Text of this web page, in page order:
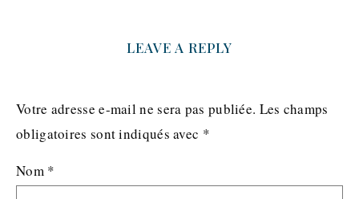
LEAVE A REPLY
Votre adresse e-mail ne sera pas publiée. Les champs
obligatoires sont indiqués avec *
Nom *